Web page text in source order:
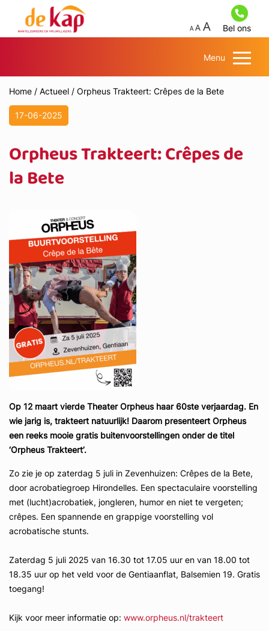
Bel ons
Menu
Home / Actueel / Orpheus Trakteert: Crêpes de la Bete
17-06-2025
Orpheus Trakteert: Crêpes de
la Bete
Op 12 maart vierde Theater Orpheus haar 60ste verjaardag. En
wie jarig is, trakteert natuurlijk! Daarom presenteert Orpheus
een reeks mooie gratis buitenvoorstellingen onder de titel
‘Orpheus Trakteert’.
Zo zie je op zaterdag 5 juli in Zevenhuizen: Crêpes de la Bete,
door acrobatiegroep Hirondelles. Een spectaculaire voorstelling
met (lucht)acrobatiek, jongleren, humor en niet te vergeten;
crêpes. Een spannende en grappige voorstelling vol
acrobatische stunts.
Zaterdag 5 juli 2025 van 16.30 tot 17.05 uur en van 18.00 tot
18.35 uur op het veld voor de Gentiaanflat, Balsemien 19. Gratis
toegang!
Kijk voor meer informatie op: www.orpheus.nl/trakteert